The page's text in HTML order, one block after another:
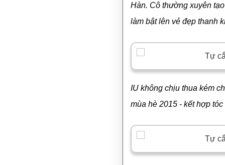
Hàn. Cô thường xuyên
làm bật lên vẻ đẹp thanh
IU không chịu thua kém
mùa hè 2015 - kết hợp